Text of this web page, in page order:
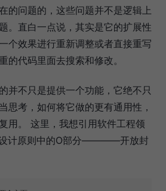
的问题的，这些问题并不是逻辑上
。直白一点说，其实是它的扩展性
个效果进行重新调整或者直接重写
的代码里面去搜索和修改。
并不只是提供一个功能，它绝不只
思考，如何将它做的更有通用性，
用。 这里，我想引用软件工程领
设计原则中的O部分————开放封